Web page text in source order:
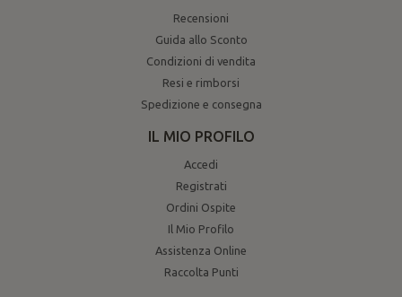
Recensioni
Guida allo Sconto
Condizioni di vendita
Resi e rimborsi
Spedizione e consegna
IL MIO PROFILO
Accedi
Registrati
Ordini Ospite
Il Mio Profilo
Assistenza Online
Raccolta Punti